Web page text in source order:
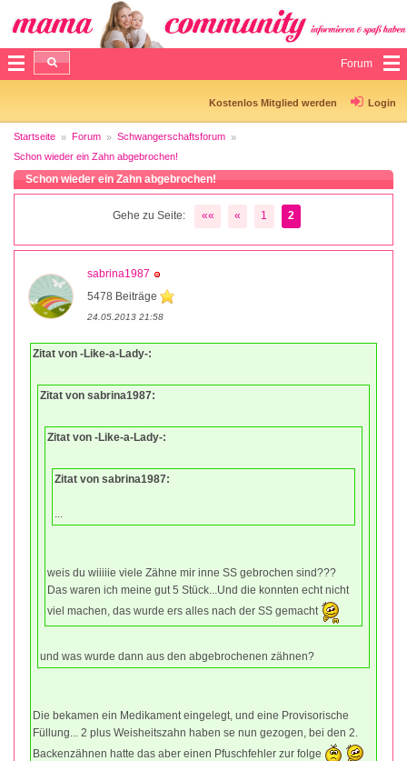
Forum
Kostenlos Mitglied werden Login
Startseite Forum
Schwangerschaftsforum
Schon wieder ein Zahn abgebrochen!
Schon wieder ein Zahn abgebrochen!
Gehe zu Seite: «« « 1 2
sabrina1987
5478 Beiträge
24.05.2013 21:58
Zitat von -Like-a-Lady-:
Zitat von sabrina1987:
Zitat von -Like-a-Lady-:
Zitat von sabrina1987:
weis du wiiiiie viele Zähne mir inne SS gebrochen sind???
Das waren ich meine gut 5 Stück...Und die konnten echt nicht
viel machen, das wurde ers alles nach der SS gemacht
und was wurde dann aus den abgebrochenen zähnen?
Die bekamen ein Medikament eingelegt, und eine Provisorische
Füllung... 2 plus Weisheitszahn haben se nun gezogen, bei den 2.
Backenzähnen hatte das aber einen Pfuschfehler zur folge